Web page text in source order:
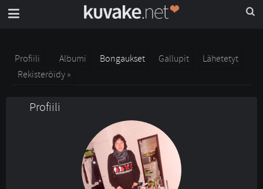
Profiili Albumi Bongaukset Gallupit
Lähetetyt
Rekisteröidy »
Profiili